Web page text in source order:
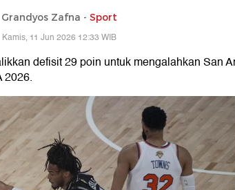
Grandyos Zafna - Sport
Kamis, 11 Jun 2026 12:33 WIB
defisit 29 poin untuk mengalahkan San
2026.